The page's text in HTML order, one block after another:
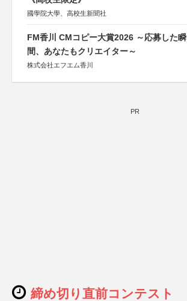
國學院大學、高校生新聞社
FM香川 CMコピー大賞2026 ～応募した瞬
間、あなたもクリエイター～
株式会社エフエム香川
PR
締め切り直前コンテスト